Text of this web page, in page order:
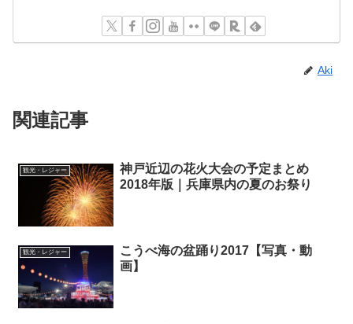
Aki
関連記事
観光・レジャー
神戸近辺の花火大会の予定まとめ
2018年版｜兵庫県内の夏のお祭り
観光・レジャー
こうべ海の盆踊り2017【写真・動
画】